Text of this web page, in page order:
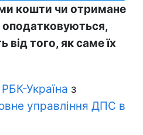
кошти чи отримане
оподатковуються,
від того, як саме їх
РБК-Україна з
управління ДПС в